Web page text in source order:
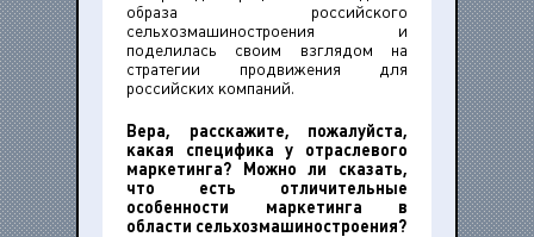
образа российского
сельхозмашиностроения и
поделилась своим взглядом на
стратегии продвижения для
российских компаний.
Вера, расскажите, пожалуйста,
какая специфика у отраслевого
маркетинга? Можно ли сказать,
что есть отличительные
особенности маркетинга в
области сельхозмашиностроения?